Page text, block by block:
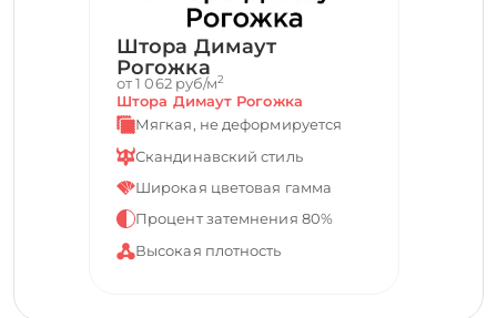
Штора Димаут
Рогожка
от 1 062 руб/м2
Штора Димаут Рогожка
Мягкая, не деформируется
Скандинавский стиль
Широкая цветовая гамма
Процент затемнения 80%
Высокая плотность